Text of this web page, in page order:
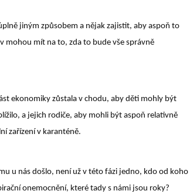
jiným způsobem a nějak zajistit, aby aspoň to
mohou mít na to, zda to bude vše správně
ekonomiky zůstala v chodu, aby děti mohly být
a jejich rodiče, aby mohli být aspoň relativně
zařízení v karanténě.
u nás došlo, není už v této fázi jedno, kdo od koho
onemocnění, které tady s námi jsou roky?